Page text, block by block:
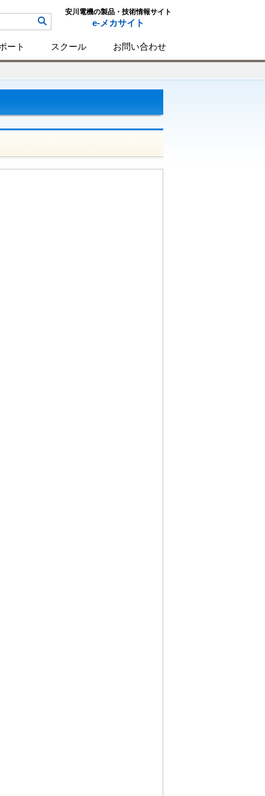
安川電機の製品・技術情報サイト
e-メカサイト
ート スクール お問い合わせ